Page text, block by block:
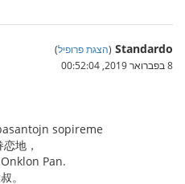
Standardo
(הצגת פרופיל)
8 בפברואר 2019, 00:52:04
sopireme
地，
Pan.
。